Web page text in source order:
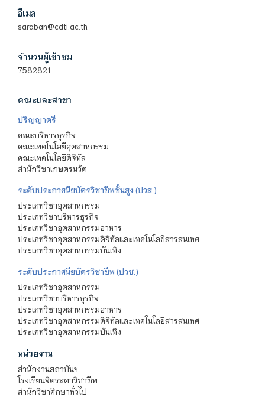
อีเมล
saraban@cdti.ac.th
จำนวนผู้เข้าชม
7582821
คณะและสาขา
ปริญญาตรี
คณะบริหารธุรกิจ
คณะเทคโนโลยีอุตสาหกรรม
คณะเทคโนโลยีดิจิทัล
สำนักวิชาเกษตรนวัต
ระดับประกาศนียบัตรวิชาชีพชั้นสูง (ปวส.)
ประเภทวิชาอุตสาหกรรม
ประเภทวิชาบริหารธุรกิจ
ประเภทวิชาอุตสาหกรรมอาหาร
ประเภทวิชาอุตสาหกรรมดิจิทัลและเทคโนโลยีสารสนเทศ
ประเภทวิชาอุตสาหกรรมบันเทิง
ระดับประกาศนียบัตรวิชาชีพ (ปวช.)
ประเภทวิชาอุตสาหกรรม
ประเภทวิชาบริหารธุรกิจ
ประเภทวิชาอุตสาหกรรมอาหาร
ประเภทวิชาอุตสาหกรรมดิจิทัลและเทคโนโลยีสารสนเทศ
ประเภทวิชาอุตสาหกรรมบันเทิง
หน่วยงาน
สำนักงานสถาบันฯ
โรงเรียนจิตรลดาวิชาชีพ
สำนักวิชาศึกษาทั่วไป